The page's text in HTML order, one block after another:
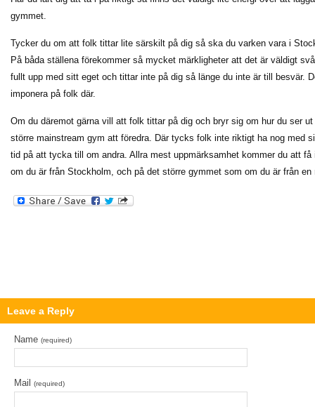
gymmet.
Tycker du om att folk tittar lite särskilt på dig så ska du varken vara i
På båda ställena förekommer så mycket märkligheter att det är väldigt
fullt upp med sitt eget och tittar inte på dig så länge du inte är till besvär.
imponera på folk där.
Om du däremot gärna vill att folk tittar på dig och bryr sig om hur du ser
större mainstream gym att föredra. Där tycks folk inte riktigt ha nog med
tid på att tycka till om andra. Allra mest uppmärksamhet kommer du att
om du är från Stockholm, och på det större gymmet som om du är från
Leave a Reply
Name (required)
Mail (required)